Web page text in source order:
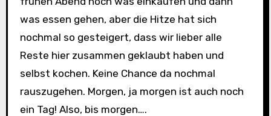
was essen gehen, aber die Hitze hat sich
nochmal so gesteigert, dass wir lieber alle
Reste hier zusammen geklaubt haben und
selbst kochen. Keine Chance da nochmal
rauszugehen. Morgen, ja morgen ist auch noch
ein Tag! Also, bis morgen….